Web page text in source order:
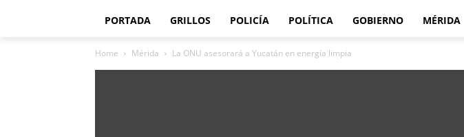
PORTADA GRILLOS POLICÍA POLÍTICA GOBIERNO MÉRIDA
Home Mérida La ONU asesorará a Yucatán en energía limpia